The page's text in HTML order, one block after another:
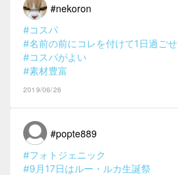
#nekoron
#コスパ
#名前の前にコレを付けて1日過ごせ
#コスパがよい
#素材豊富
2019/06/26
#popte889
#フォトジェニック
#9月17日はルー・ルカ生誕祭